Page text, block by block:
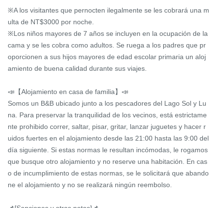
※A los visitantes que pernocten ilegalmente se les cobrará una m
ulta de NT$3000 por noche.
※Los niños mayores de 7 años se incluyen en la ocupación de la
cama y se les cobra como adultos. Se ruega a los padres que pr
oporcionen a sus hijos mayores de edad escolar primaria un aloj
amiento de buena calidad durante sus viajes.
📣【Alojamiento en casa de familia】📣
Somos un B&B ubicado junto a los pescadores del Lago Sol y Lu
na. Para preservar la tranquilidad de los vecinos, está estrictame
nte prohibido correr, saltar, pisar, gritar, lanzar juguetes y hacer r
uidos fuertes en el alojamiento desde las 21:00 hasta las 9:00 del
día siguiente. Si estas normas le resultan incómodas, le rogamos
que busque otro alojamiento y no reserve una habitación. En cas
o de incumplimiento de estas normas, se le solicitará que abando
ne el alojamiento y no se realizará ningún reembolso.